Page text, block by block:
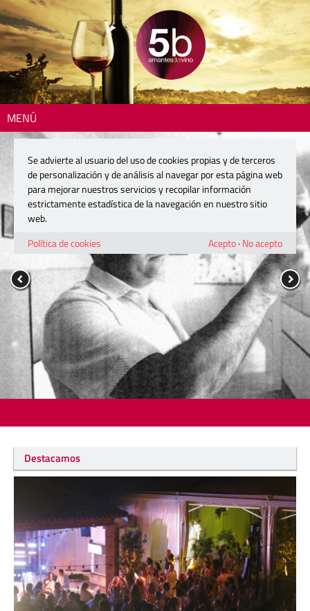
MENÚ
Destacamos
Se advierte al usuario del uso de cookies propias y de terceros
de personalización y de análisis al navegar por esta página web
para mejorar nuestros servicios y recopilar información
estrictamente estadística de la navegación en nuestro sitio
web.
Política de cookies
Acepto· No acepto